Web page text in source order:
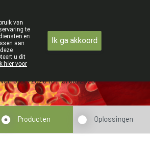
09 228 32 36
3/08/2026 tot 19/08/2026
Producten Oplossingen
van
te
en
aan
u dit
hier voor
Ik ga akkoord